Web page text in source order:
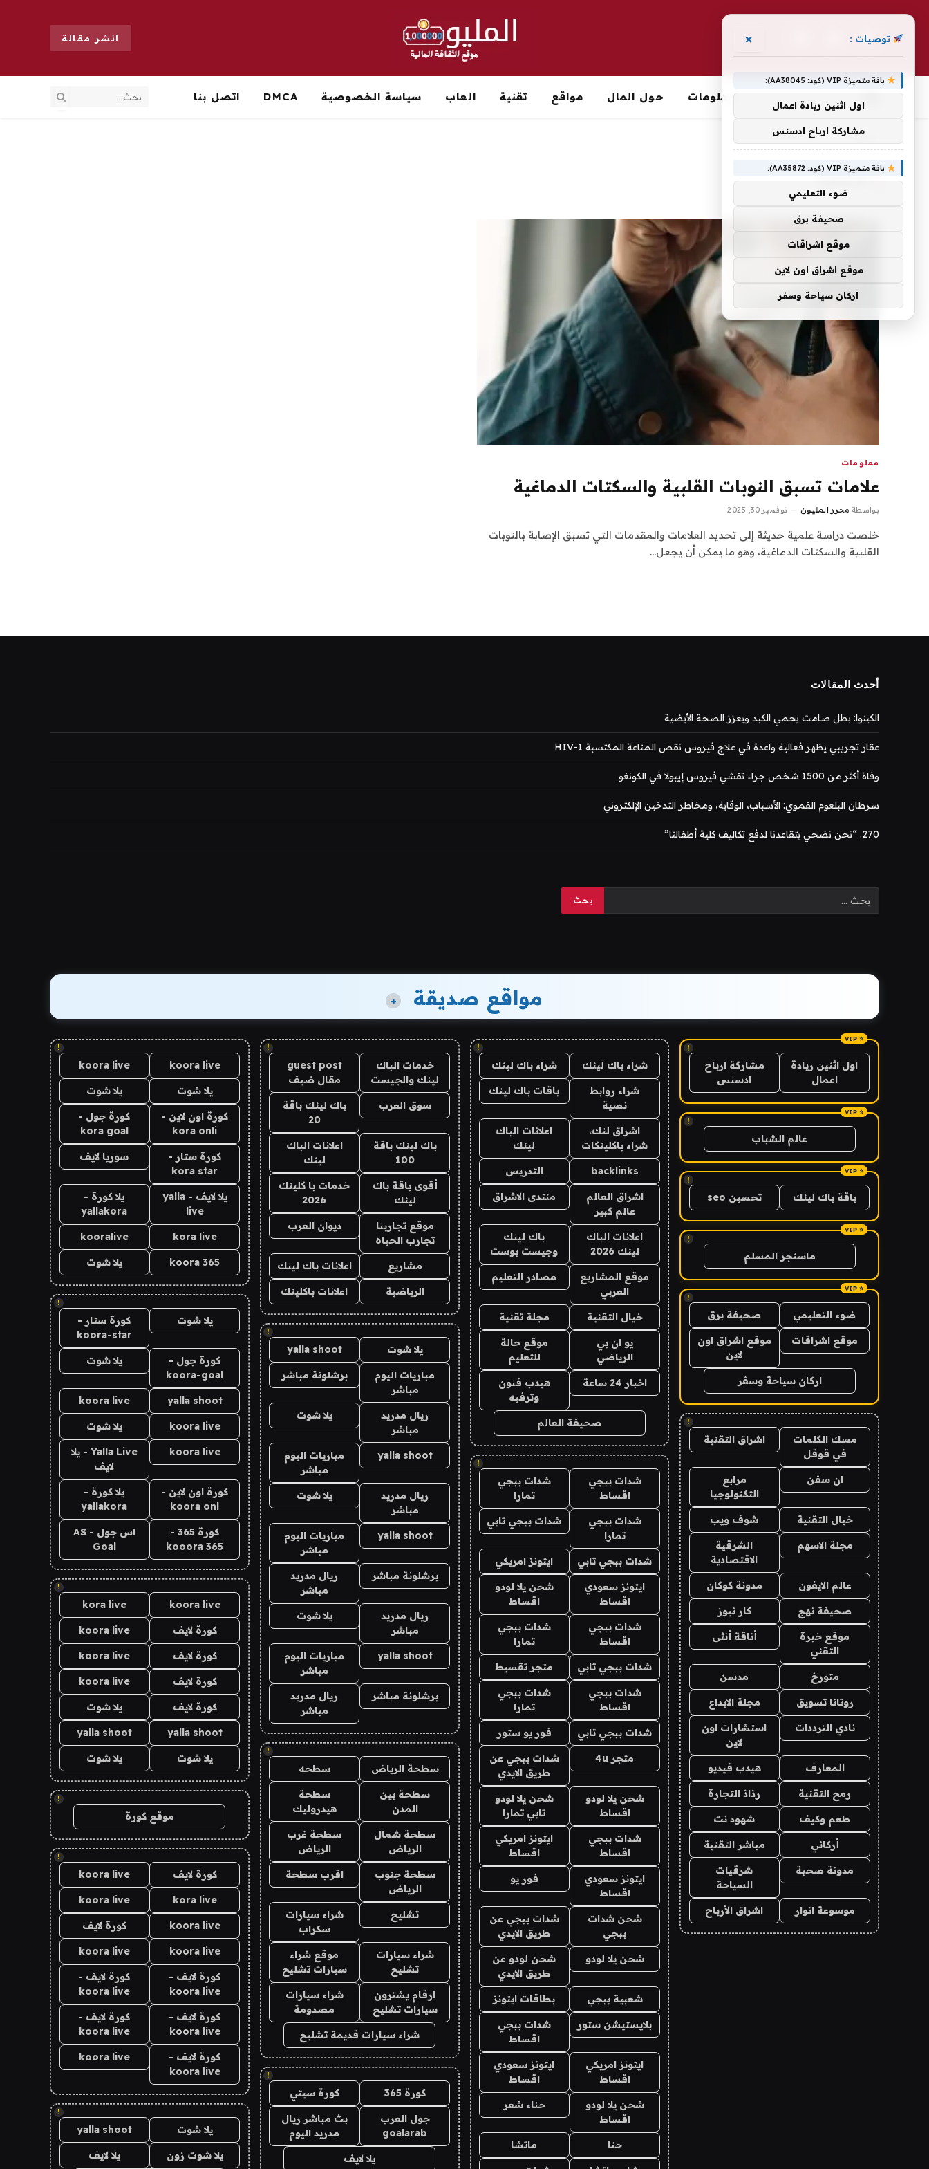
فيسبوك
(Twitter)
انشر مقالة
معلومات حول المال مواقع تقنية العاب سياسة الخصوصية DMCA اتصل بنا
الرئيسية » الدماغية
الدماغية
معلومات
علامات تسبق النوبات القلبية والسكتات الدماغية
بواسطة محرر المليون نوفمبر 30, 2025
خلصت دراسة علمية حديثة إلى تحديد العلامات والمقدمات التي تسبق الإصابة بالنوبات
القلبية والسكتات الدماغية، وهو ما يمكن أن يجعل…
أحدث المقالات
الكينوا: بطل صامت يحمي الكبد ويعزز الصحة الأيضية
عقار تجريبي يظهر فعالية واعدة في علاج فيروس نقص المناعة المكتسبة HIV-1
وفاة أكثر من 1500 شخص جراء تفشي فيروس إيبولا في الكونغو
سرطان البلعوم الفموي: الأسباب، الوقاية، ومخاطر التدخين الإلكتروني
270. “نحن نضحي بتقاعدنا لدفع تكاليف كلية أطفالنا”
مواقع صديقة +
!
اول اثنين ريادة
اعمال
مشاركة ارباح
ادسنس
!
عالم الشباب
!
باقة باك لينك تحسين seo
!
ماسنجر المسلم
!
ضوء التعليمي صحيفة برق
موقع اشراقات
موقع اشراق اون
لاين
اركان سياحة وسفر
!
مسك الكلمات
في قوقل
اشراق التقنية
ان سفن
مرابع
التكنولوجيا
خيال التقنية شوف ويب
مجلة الاسهم
الشرقية
الاقتصادية
عالم الايفون مدونة كوكان
صحيفة نهج كار نيوز
موقع خبرة
التقني
أناقة أنثى
متورخ مدسن
روتانا تسويق مجلة الابداع
نادي الترددات
استشارات اون
لاين
المعارف هيدب فيديو
رمح التقنية رذاذ التجارة
طعم وكيف شهود نت
أركاني مباشر التقنية
مدونة صحبة
شرقيات
السياحة
موسوعة انوار اشراق الأرباح
!
شراء باك لينك شراء باك لينك
شراء روابط
نصية
باقات باك لينك
اشراق لنك،
شراء باكلينكات
اعلانات الباك
لينك
backlinks التدريس
اشراق العالم
عالم كبير
منتدى الاشراق
اعلانات الباك
لينك 2026
باك لينك
وجيست بوست
موقع المشاريع
العربي
مصادر التعليم
خيال التقنية مجلة تقنية
يو ان بي
الرياضي
موقع حالة
للتعليم
اخبار 24 ساعة
هيدب فنون
وترفيه
صحيفة العالم
!
شدات ببجي
اقساط
شدات ببجي
تمارا
شدات ببجي
تمارا
شدات ببجي تابي
شدات ببجي تابي ايتونز امريكي
ايتونز سعودي
اقساط
شحن يلا لودو
اقساط
شدات ببجي
اقساط
شدات ببجي
تمارا
شدات ببجي تابي متجر تقسيط
شدات ببجي
اقساط
شدات ببجي
تمارا
شدات ببجي تابي فور يو ستور
متجر 4u
شدات ببجي عن
طريق الايدي
شحن يلا لودو
اقساط
شحن يلا لودو
تابي تمارا
شدات ببجي
اقساط
ايتونز امريكي
اقساط
ايتونز سعودي
اقساط
فور يو
شحن شدات
ببجي
شدات ببجي عن
طريق الايدي
شحن يلا لودو
شحن لودو عن
طريق الايدي
شعبية ببجي بطاقات ايتونز
بلايستيشن ستور
شدات ببجي
اقساط
ايتونز امريكي
اقساط
ايتونز سعودي
اقساط
شحن يلا لودو
اقساط
حناء شعر
حنا ماتشا
!
خدمات الباك
لينك والجيست
guest post
مقال ضيف
سوق العرب
باك لينك باقة
20
باك لينك باقة
100
اعلانات الباك
لينك
أقوى باقة باك
لينك
خدمات با كلينك
2026
موقع تجاربنا
تجارب الحياه
ديوان العرب
مشاريع اعلانات باك لينك
الرياضية اعلانات باكلينك
!
يلا شوت yalla shoot
مباريات اليوم
مباشر
برشلونة مباشر
ريال مدريد
مباشر
يلا شوت
yalla shoot
مباريات اليوم
مباشر
ريال مدريد
مباشر
يلا شوت
yalla shoot
مباريات اليوم
مباشر
برشلونة مباشر
ريال مدريد
مباشر
ريال مدريد
مباشر
يلا شوت
yalla shoot
مباريات اليوم
مباشر
برشلونة مباشر
ريال مدريد
مباشر
!
سطحة الرياض سطحه
سطحة بين
المدن
سطحة
هيدروليك
سطحة شمال
الرياض
سطحة غرب
الرياض
سطحة جنوب
الرياض
اقرب سطحة
تشليح
شراء سيارات
سكراب
شراء سيارات
تشليح
موقع شراء
سيارات تشليح
ارقام يشترون
سيارات تشليح
شراء سيارات
مصدومة
شراء سيارات قديمة تشليح
!
كورة 365 كورة سيتي
جول العرب
goalarab
بث مباشر ريال
مدريد اليوم
يلا لايف
!
koora live
koora live
يلا شوت يلا شوت
كورة اون لاين -
kora onli
كورة جول -
kora goal
كورة ستار -
kora star
سوريا لايف
يلا لايف - yalla
live
يلا كورة -
yallakora
kora live
kooralive
koora 365 يلا شوت
!
يلا شوت
كورة ستار -
koora-star
كورة جول -
koora-goal
يلا شوت
yalla shoot
koora live
koora live يلا شوت
koora live
Yalla Live - يلا
لايف
كورة اون لاين -
koora onl
يلا كورة -
yallakora
كورة 365 -
kooora 365
اس جول - AS
Goal
!
koora live
kora live
كورة لايف koora live
كورة لايف koora live
كورة لايف koora live
كورة لايف يلا شوت
yalla shoot
yalla shoot
يلا شوت يلا شوت
!
موقع كورة
!
كورة لايف koora live
kora live
koora live
koora live كورة لايف
koora live
koora live
كورة لايف -
koora live
كورة لايف -
koora live
كورة لايف -
koora live
كورة لايف -
koora live
كورة لايف -
koora live
koora live
!
يلا شوت yalla shoot
يلا شوت زون يلا لايف
توصيات : ×
باقة متميزة VIP (كود: AA38045):
اول اثنين ريادة اعمال
مشاركة ارباح ادسنس
باقة متميزة VIP (كود: AA35872):
ضوء التعليمي
صحيفة برق
موقع اشراقات
موقع اشراق اون لاين
اركان سياحة وسفر